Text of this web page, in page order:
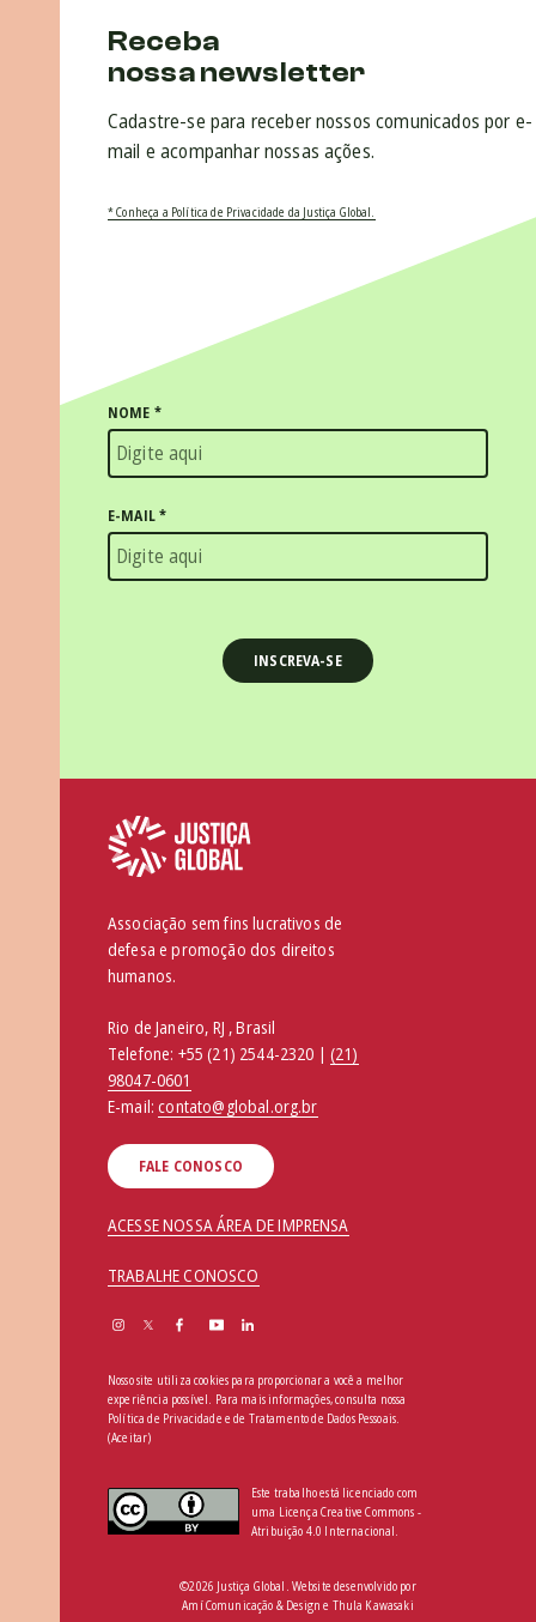
Receba
nossa newsletter
Cadastre-se para receber nossos comunicados por e-
mail e acompanhar nossas ações.
* Conheça a Política de Privacidade da Justiça Global.
NOME *
E-MAIL*
Associação sem fins lucrativos de
defesa e promoção dos direitos
humanos.
Rio de Janeiro, RJ , Brasil
Telefone: +55 (21) 2544-2320 | (21)
98047-0601
E-mail:contato@global.org.br
FALE CONOSCO
ACESSE NOSSA ÁREA DE IMPRENSA
TRABALHE CONOSCO
Nosso site utiliza cookies para proporcionar a você a melhor
experiência possível. Para mais informações, consulta nossa
Política de Privacidade e de Tratamento de Dados Pessoais
(Aceitar)
Este trabalho está licenciado com
uma Licença Creative Commons -
Atribuição 4.0 Internacional.
©2026 Justiça Global. Website desenvolvido por
Amí Comunicação & Design e Thula Kawasaki